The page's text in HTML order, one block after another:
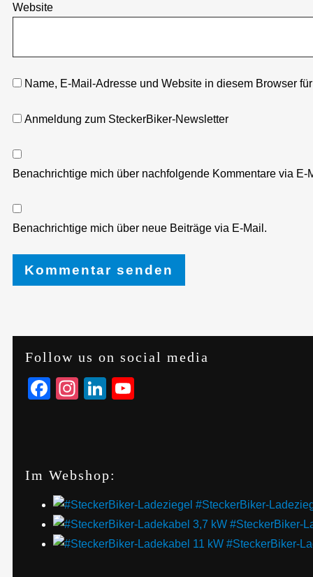
Website
Name, E-Mail-Adresse und Website in diesem Browser
Anmeldung zum SteckerBiker-Newsletter
Benachrichtige mich über nachfolgende Kommentare via E-
Benachrichtige mich über neue Beiträge via E-Mail.
Follow us on social media
Facebook
Instagram
LinkedIn
Im Webshop:
#SteckerBiker-
#SteckerBiker-
#SteckerBiker-